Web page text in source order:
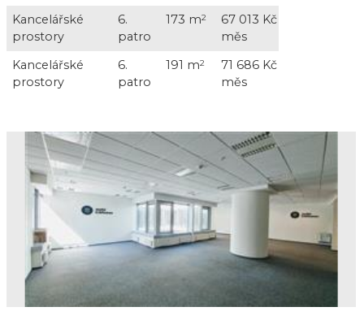
Kancelářské
prostory
6.
patro
173 m2
67 013 Kč /
měs
Kancelářské
prostory
6.
patro
191 m2
71 686 Kč /
měs